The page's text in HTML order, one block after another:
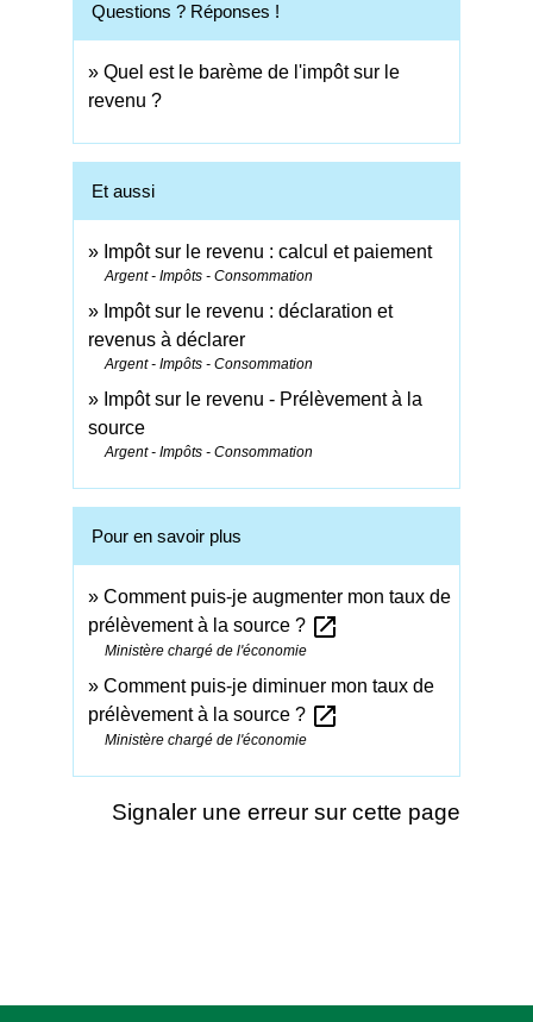
Questions ? Réponses !
Quel est le barème de l'impôt sur le
revenu ?
Et aussi
Impôt sur le revenu : calcul et paiement
Argent - Impôts - Consommation
Impôt sur le revenu : déclaration et
revenus à déclarer
Argent - Impôts - Consommation
Impôt sur le revenu - Prélèvement à la
source
Argent - Impôts - Consommation
Pour en savoir plus
Comment puis-je augmenter mon taux de
prélèvement à la source ? open_in_new
Ministère chargé de l'économie
Comment puis-je diminuer mon taux de
prélèvement à la source ? open_in_new
Ministère chargé de l'économie
Signaler une erreur sur cette page